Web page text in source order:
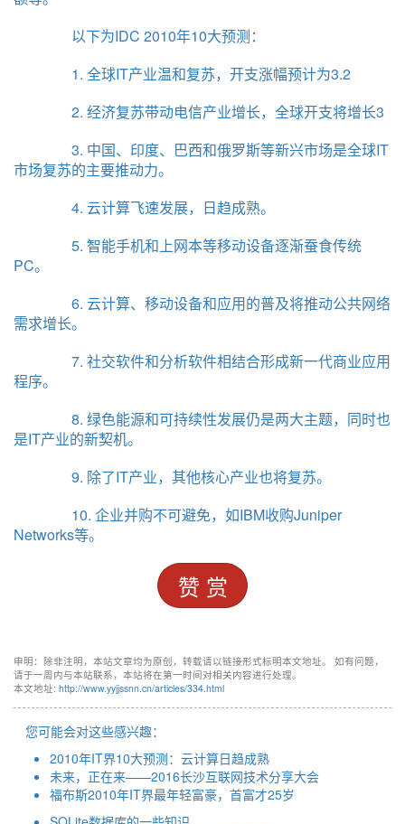
以下为IDC 2010年10大预测：
1. 全球IT产业温和复苏，开支涨幅预计为3.2
2. 经济复苏带动电信产业增长，全球开支将增长3
3. 中国、印度、巴西和俄罗斯等新兴市场是全球IT
市场复苏的主要推动力。
4. 云计算飞速发展，日趋成熟。
5. 智能手机和上网本等移动设备逐渐蚕食传统
PC。
6. 云计算、移动设备和应用的普及将推动公共网络
需求增长。
7. 社交软件和分析软件相结合形成新一代商业应用
程序。
8. 绿色能源和可持续性发展仍是两大主题，同时也
是IT产业的新契机。
9. 除了IT产业，其他核心产业也将复苏。
10. 企业并购不可避免，如IBM收购Juniper
Networks等。
赞 赏
申明：除非注明，本站文章均为原创，转载请以链接形式标明本文地址。 如有问题，
请于一周内与本站联系，本站将在第一时间对相关内容进行处理。
本文地址: http://www.yyjjssnn.cn/articles/334.html
您可能会对这些感兴趣：
2010年IT界10大预测：云计算日趋成熟
未来，正在来——2016长沙互联网技术分享大会
福布斯2010年IT界最年轻富豪，首富才25岁